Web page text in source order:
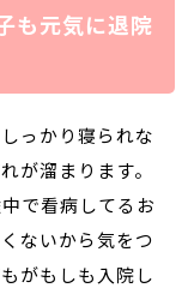
も元気に退院
っかり寝られな
が溜まります。
で看病してるお
ないから気をつ
がもしも入院し